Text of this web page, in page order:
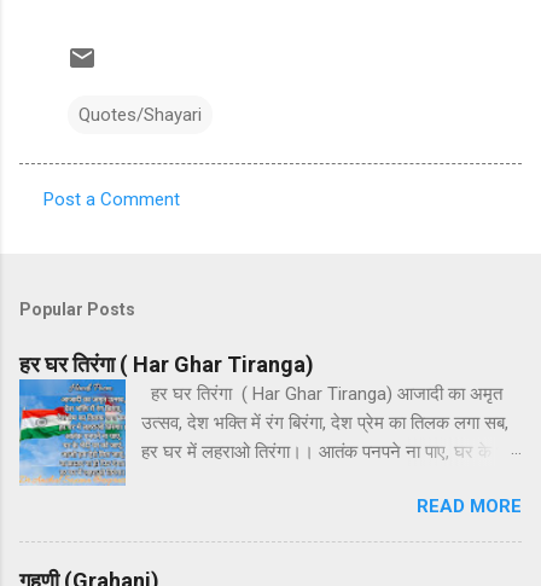
Quotes/Shayari
m
e
n
t
s
Post a Comment
Popular Posts
हर घर तिरंगा ( Har Ghar Tiranga)
हर घर तिरंगा ( Har Ghar Tiranga) आजादी का अमृत
उत्सव, देश भक्ति में रंग बिरंगा, देश प्रेम का तिलक लगा सब,
हर घर में लहराओ तिरंगा।। आतंक पनपने ना पाए, घर के भेदी
दंगा। हर घर में लहराओ तिरंगा।। हर अतिथि का हो
अभिनंदन, हर धर्म का करते हम वंदन, इस देश की माटी जैसे
चंदन, देश प्रेम पावन ज्यों गंगा। हर घर में लहराओ तिरंगा।।
READ MORE
गृहणी (Grahani)